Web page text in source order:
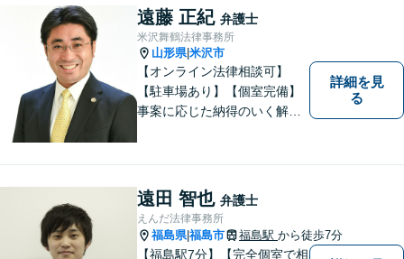
るよう努力することで早期解
決を目指します。 お気軽にご
相談ください。
遠藤 正紀 弁護士
米沢舞鶴法律事務所
山形県|米沢市
【オンライン法律相談可】
【駐車場あり】【個室完備】
事案に応じた納得のいく解決
詳細を見
る
遠田 智也 弁護士
えんだ法律事務所
福島県|福島市 福島駅 から徒歩7分
【福島駅7分】【完全個室で相